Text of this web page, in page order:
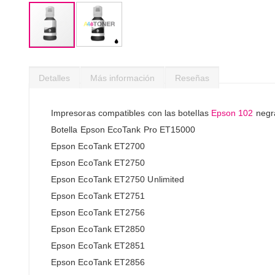
comienzo
galería
imágenes
Detalles
Impresoras compatibles con las botellas Epson 102
Botella Epson EcoTank Pro ET15000
Epson EcoTank ET2700
Epson EcoTank ET2750
Epson EcoTank ET2750 Unlimited
Epson EcoTank ET2751
Epson EcoTank ET2756
Epson EcoTank ET2850
Epson EcoTank ET2851
Epson EcoTank ET2856
Más información Reseñas